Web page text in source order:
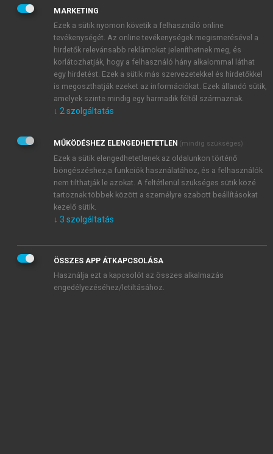
JELSZÓ
JELSZÓ ÚJRA
Kérek értesítést a MeRSZ újdonságairól, akcióiról.
Kérek értesítést az Akadémiai Kiadó Zrt. újdonságairól,
Adatkezelési tájékoztatóbanfoglaltakat tudomásul
veszem és elfogadom.
Általános vásárlási feltételeket, valamint a szotar.netés a
mersz.huoldalak licencszerződéseiben foglaltakat
tudomásul veszem és elfogadom.
KIPRÓBÁLOM
MARKETING
Ezek a sütik nyomon követik a felhasználó online
tevékenységét. Az online tevékenységek megismerésével a
hirdetők relevánsabb reklámokat jeleníthetnek meg, és
korlátozhatják, hogy a felhasználó hány alkalommal láthat
egy hirdetést. Ezek a sütik más szervezetekkel és hirdetőkkel
is megoszthatják ezeket az információkat. Ezek állandó sütik,
amelyek szinte mindig egy harmadik féltől származnak.
↓ 2 szolgáltatás
MŰKÖDÉSHEZ ELENGEDHETETLEN (mindig szükséges)
Ezek a sütik elengedhetetlenek az oldalunkon történő
böngészéshez,a funkciók használatához, és a felhasználók
nem tilthatják le azokat. A feltétlenül szükséges sütik közé
tartoznak többek között a személyre szabott beállításokat
kezelő sütik.
↓ 3 szolgáltatás
ÖSSZES APP ÁTKAPCSOLÁSA
Használja ezt a kapcsolót az összes alkalmazás
engedélyezéséhez/letiltásához.